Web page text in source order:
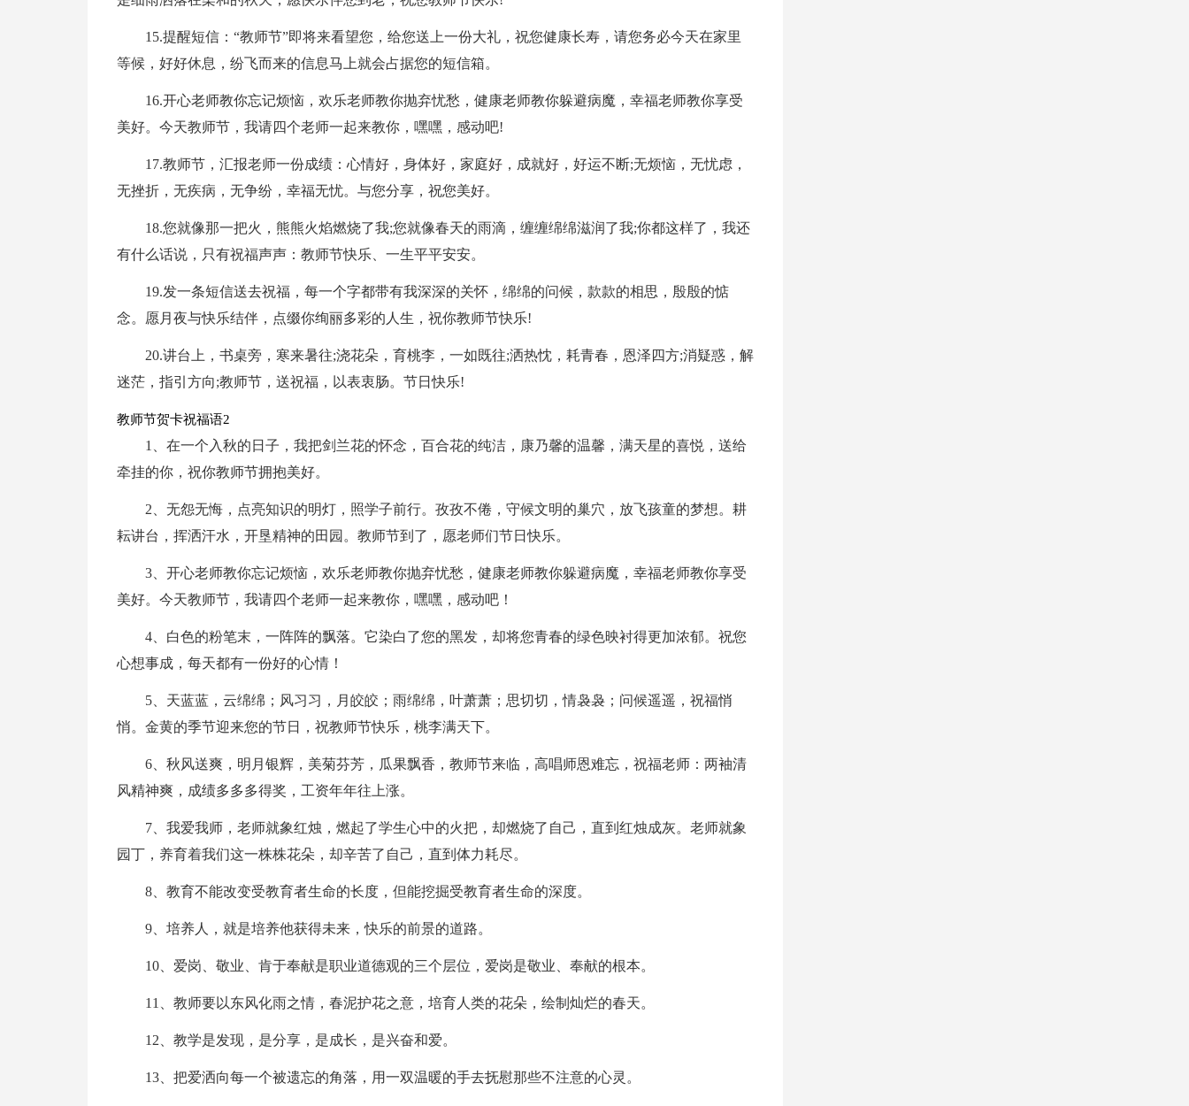
15.提醒短信：“教师节”即将来看望您，给您送上一份大礼，祝您健康长寿，请您务必今天在家里
等候，好好休息，纷飞而来的信息马上就会占据您的短信箱。
16.开心老师教你忘记烦恼，欢乐老师教你抛弃忧愁，健康老师教你躲避病魔，幸福老师教你享受
美好。今天教师节，我请四个老师一起来教你，嘿嘿，感动吧!
17.教师节，汇报老师一份成绩：心情好，身体好，家庭好，成就好，好运不断;无烦恼，无忧虑，
无挫折，无疾病，无争纷，幸福无忧。与您分享，祝您美好。
18.您就像那一把火，熊熊火焰燃烧了我;您就像春天的雨滴，缠缠绵绵滋润了我;你都这样了，我还
有什么话说，只有祝福声声：教师节快乐、一生平平安安。
19.发一条短信送去祝福，每一个字都带有我深深的关怀，绵绵的问候，款款的相思，殷殷的惦
念。愿月夜与快乐结伴，点缀你绚丽多彩的人生，祝你教师节快乐!
20.讲台上，书桌旁，寒来暑往;浇花朵，育桃李，一如既往;洒热忱，耗青春，恩泽四方;消疑惑，解
迷茫，指引方向;教师节，送祝福，以表衷肠。节日快乐!
教师节贺卡祝福语2
1、在一个入秋的日子，我把剑兰花的怀念，百合花的纯洁，康乃馨的温馨，满天星的喜悦，送给
牵挂的你，祝你教师节拥抱美好。
2、无怨无悔，点亮知识的明灯，照学子前行。孜孜不倦，守候文明的巢穴，放飞孩童的梦想。耕
耘讲台，挥洒汗水，开垦精神的田园。教师节到了，愿老师们节日快乐。
3、开心老师教你忘记烦恼，欢乐老师教你抛弃忧愁，健康老师教你躲避病魔，幸福老师教你享受
美好。今天教师节，我请四个老师一起来教你，嘿嘿，感动吧！
4、白色的粉笔末，一阵阵的飘落。它染白了您的黑发，却将您青春的绿色映衬得更加浓郁。祝您
心想事成，每天都有一份好的心情！
5、天蓝蓝，云绵绵；风习习，月皎皎；雨绵绵，叶萧萧；思切切，情袅袅；问候遥遥，祝福悄
悄。金黄的季节迎来您的节日，祝教师节快乐，桃李满天下。
6、秋风送爽，明月银辉，美菊芬芳，瓜果飘香，教师节来临，高唱师恩难忘，祝福老师：两袖清
风精神爽，成绩多多多得奖，工资年年往上涨。
7、我爱我师，老师就象红烛，燃起了学生心中的火把，却燃烧了自己，直到红烛成灰。老师就象
园丁，养育着我们这一株株花朵，却辛苦了自己，直到体力耗尽。
8、教育不能改变受教育者生命的长度，但能挖掘受教育者生命的深度。
9、培养人，就是培养他获得未来，快乐的前景的道路。
10、爱岗、敬业、肯于奉献是职业道德观的三个层位，爱岗是敬业、奉献的根本。
11、教师要以东风化雨之情，春泥护花之意，培育人类的花朵，绘制灿烂的春天。
12、教学是发现，是分享，是成长，是兴奋和爱。
13、把爱洒向每一个被遗忘的角落，用一双温暖的手去抚慰那些不注意的心灵。